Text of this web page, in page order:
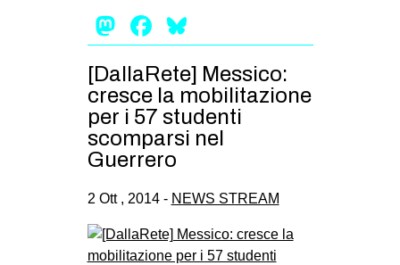
Mastodon
Facebook
[DallaRete] Messico:
cresce la mobilitazione
per i 57 studenti
scomparsi nel
Guerrero
2 Ott , 2014 - NEWS STREAM